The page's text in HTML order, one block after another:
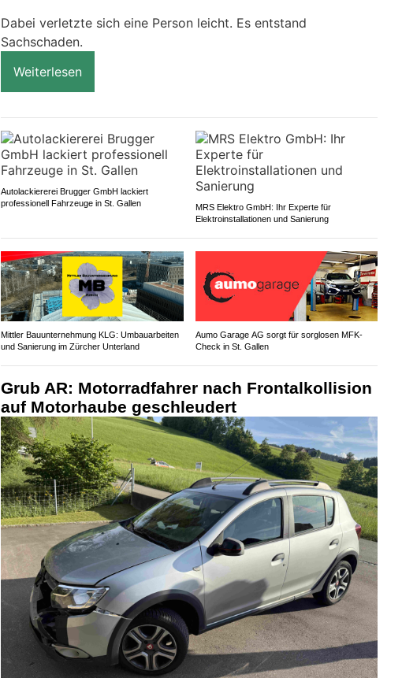
Dabei verletzte sich eine Person leicht. Es entstand
Sachschaden.
Weiterlesen
Autolackiererei Brugger GmbH lackiert
professionell Fahrzeuge in St. Gallen
MRS Elektro GmbH: Ihr Experte für
Elektroinstallationen und Sanierung
Mittler Bauunternehmung KLG: Umbauarbeiten
und Sanierung im Zürcher Unterland
Aumo Garage AG sorgt für sorglosen MFK-
Check in St. Gallen
Grub AR: Motorradfahrer nach Frontalkollision
auf Motorhaube geschleudert